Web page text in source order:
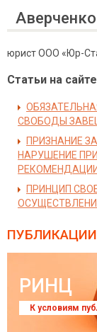
юрист ООО «Юр-
Статьи на
СВОБОДЫ
ПРИЗНАНИЕ
НАРУШЕНИЕ
РЕКОМЕНДАЦИИ
ПРИНЦИП
РИНЦ
К условиям